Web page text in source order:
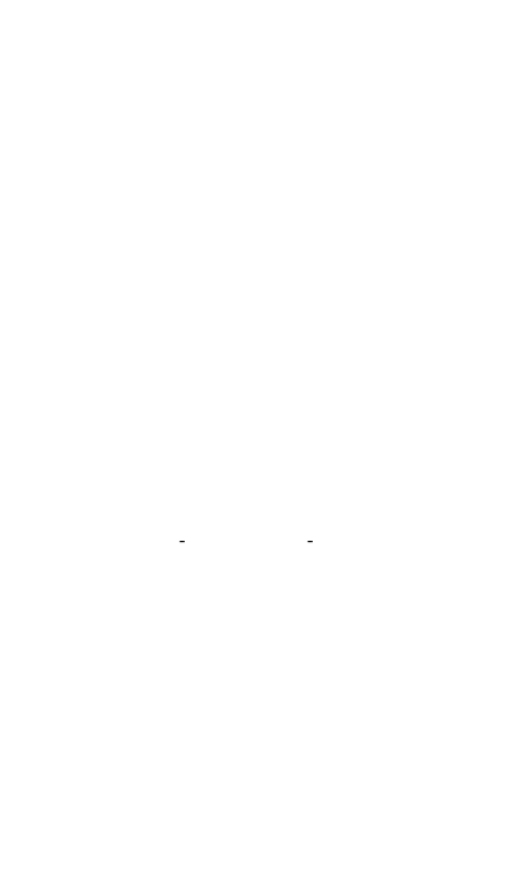
- -